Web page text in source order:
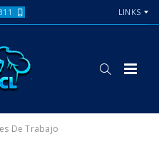
LINKS
De Trabajo